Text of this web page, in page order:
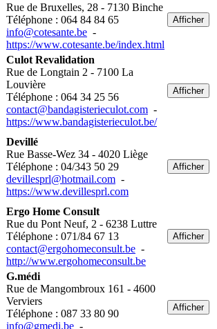
Rue de Bruxelles, 28 - 7130 Binche
Téléphone : 064 84 84 65
info@cotesante.be -
https://www.cotesante.be/index.html
Afficher
Culot Revalidation
Rue de Longtain 2 - 7100 La
Louvière
Téléphone : 064 34 25 56
contact@bandagisterieculot.com -
https://www.bandagisterieculot.be/
Afficher
Devillé
Rue Basse-Wez 34 - 4020 Liège
Téléphone : 04/343 50 29
devillesprl@hotmail.com -
https://www.devillesprl.com
Afficher
Ergo Home Consult
Rue du Pont Neuf, 2 - 6238 Luttre
Téléphone : 071/84 67 13
contact@ergohomeconsult.be -
http://www.ergohomeconsult.be
Afficher
G.médi
Rue de Mangombroux 161 - 4600
Verviers
Téléphone : 087 33 80 90
info@gmedi.be -
Afficher